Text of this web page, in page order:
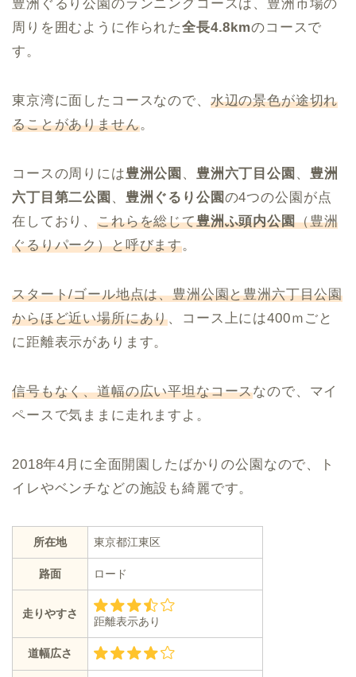
豊洲ぐるり公園のランニングコースは、豊洲市場の
周りを囲むように作られた全長4.8kmのコースで
す。
東京湾に面したコースなので、 水辺の景色が途切れ
ることがありません。
コースの周りには豊洲公園 、 豊洲六丁目公園 、 豊洲
六丁目第二公園 、 豊洲ぐるり公園の4つの公園が点
在しており、これらを総じて豊洲ふ頭内公園（豊洲
ぐるりパーク）と呼びます。
スタート/ゴール地点は、豊洲公園と豊洲六丁目公園
からほど近い場所にあり、コース上には400ｍごと
に距離表示があります。
信号もなく、道幅の広い平坦なコースなので、マイ
ペースで気ままに走れますよ。
2018年4月に全面開園したばかりの公園なので、ト
イレやベンチなどの施設も綺麗です。
所在地 東京都江東区
路面 ロード
走りやすさ
距離表示あり
道幅広さ